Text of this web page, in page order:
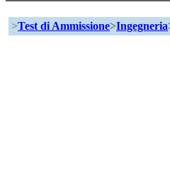
>Test di Ammissione>Ingegneria